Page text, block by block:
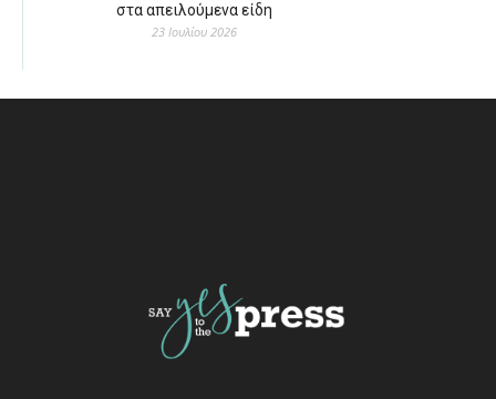
στα απειλούμενα είδη
23 Ιουλίου 2026